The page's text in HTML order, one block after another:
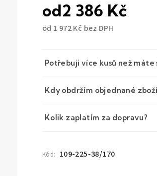
od2 386 Kč
od 1 972 Kč bez DPH
Potřebuji více kusů než máte
Kdy obdržím objednané
Kolik zaplatím za dopravu?
Kód: 109-225-38/170